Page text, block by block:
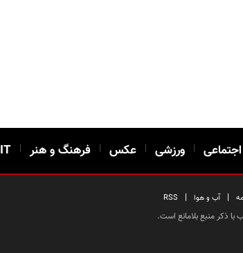
اجتماعی | ورزشی | عکس | فرهنگ و هنر |
IT
| آب و هوا |
RSS
ذکر منبع بلامانع است.